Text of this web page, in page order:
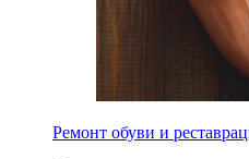
Ремонт обуви и